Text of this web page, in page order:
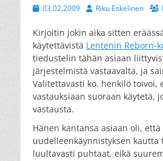
Posted
03.02.2009 AuthorRiku Eskelinen
Kirjoitin jokin aika sitten
käytettävistä Lentenin Reborn-
tiedustelin tähän asiaan
järjestelmistä vastaavalta, ja
Valitettavasti ko. henkilö toivoi,
vastauksiaan suoraan käytetä,
vastausta.
Hänen kantansa asiaan oli, että
uudelleenkäynnistyksen kautta
luultavasti puhtaat, eikä